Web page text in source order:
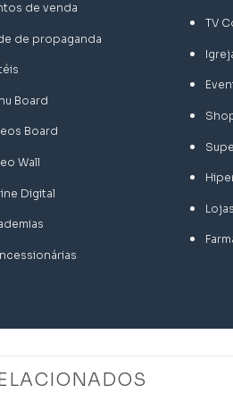
de venda
de propaganda
Board
Board
Wall
Digital
TV
Lojas